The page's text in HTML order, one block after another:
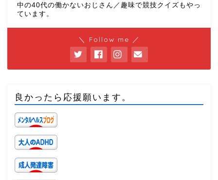
中の40代の働かないおじさん／趣味で競技クイズもやっ
ています。
＼ Follow me ／
良かったら応援願います。